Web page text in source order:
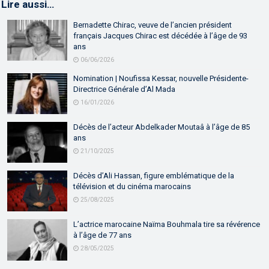
Lire aussi…
Bernadette Chirac, veuve de l’ancien président
français Jacques Chirac est décédée à l’âge de 93
ans
06/06/2026
Nomination | Noufissa Kessar, nouvelle Présidente-
Directrice Générale d’Al Mada
16/01/2026
Décès de l’acteur Abdelkader Moutaâ à l’âge de 85
ans
21/10/2025
Décès d’Ali Hassan, figure emblématique de la
télévision et du cinéma marocains
25/08/2025
L’actrice marocaine Naïma Bouhmala tire sa révérence
à l’âge de 77 ans
28/05/2025